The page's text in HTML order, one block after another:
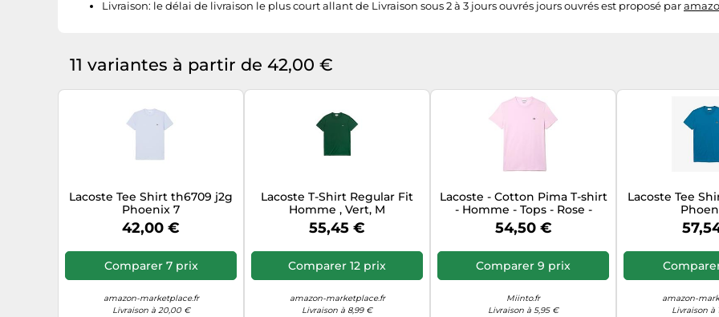
Livraison: le délai de livraison le plus court allant de Livraison sous 2 à 3 jours ouvrés jours ouvrés est proposé par
11 variantes à partir de 42,00 €
Lacoste Tee Shirt th6709 j2g
Phoenix 7
42,00 €
Comparer 7 prix
amazon-marketplace.fr
Livraison à 20,00 €
Lacoste T-Shirt Regular Fit
Homme , Vert, M
55,45 €
Comparer 12 prix
amazon-marketplace.fr
Livraison à 8,99 €
Lacoste - Cotton Pima T-shirt
- Homme - Tops - Rose -
Taille: 2XL
54,50 €
Comparer 9 prix
Miinto.fr
Livraison à 5,95 €
Lacoste Tee
amazon-
Livraison à